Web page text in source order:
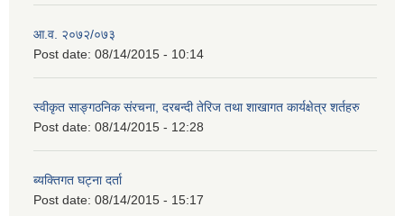
आ.व. २०७२/०७३
Post date: 08/14/2015 - 10:14
स्वीकृत साङ्गठनिक संरचना, दरबन्दी तेरिज तथा शाखागत कार्यक्षेत्र शर्तहरु
Post date: 08/14/2015 - 12:28
ब्यक्तिगत घट्ना दर्ता
Post date: 08/14/2015 - 15:17